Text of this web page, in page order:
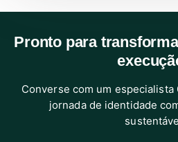
Pronto para
Converse com um especialista
jornada de identidade